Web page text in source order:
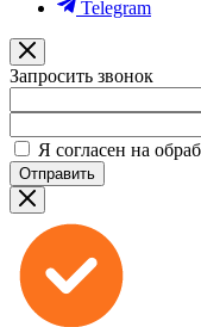
Telegram
Запросить звонок
Я согласен на
Отправить